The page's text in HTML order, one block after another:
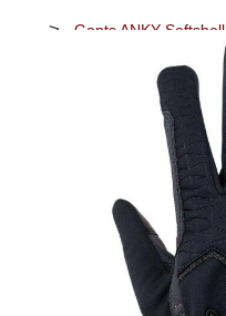
Gants ANKY Softshell